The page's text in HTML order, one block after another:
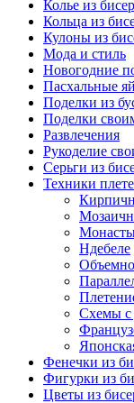
Колье из
Кольца из
Кулоны из
Мода и стиль
Новогодние
Пасхальные
Поделки из
Поделки
Развлечения
Рукоделие
Серьги из
Техники
Ндебеле
Схемы с
Фенечки из
Фигурки из
Цветы из